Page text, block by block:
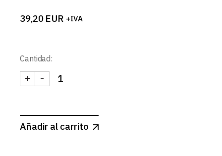
39,20 EUR +IVA
Cantidad:
DOWNLIGHT LED SUPERFICIE NEGRO
-
+
Añadir al carrito